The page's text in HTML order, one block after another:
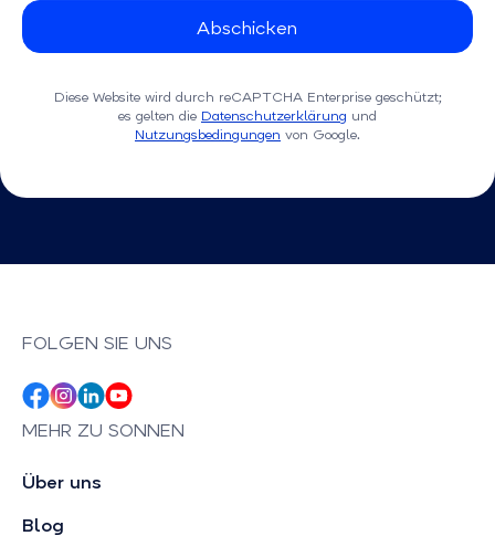
Diese Website wird durch reCAPTCHA Enterprise geschützt;
es gelten die Datenschutzerklärung und
Nutzungsbedingungen von Google.
FOLGEN SIE UNS
MEHR ZU SONNEN
Über uns
Blog